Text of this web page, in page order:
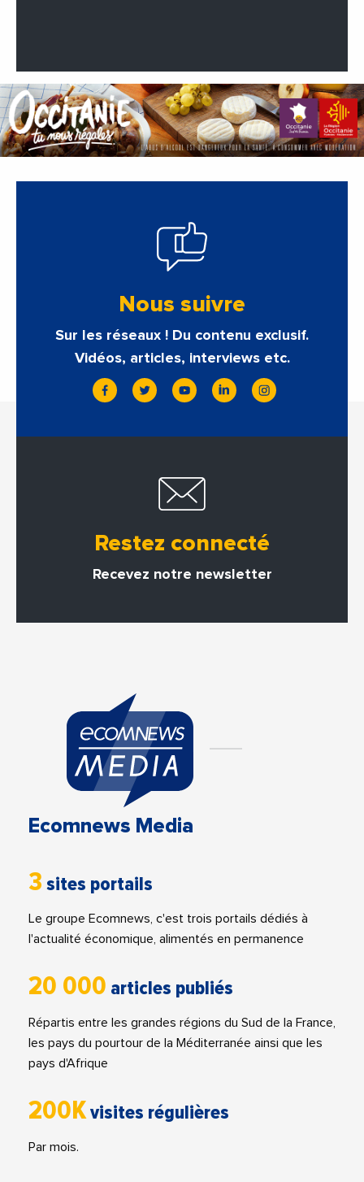
Nous suivre
Sur les réseaux ! Du contenu exclusif.
Vidéos, articles, interviews etc.
Restez connecté
Recevez notre newsletter
Ecomnews Media
3 sites portails
Le groupe Ecomnews, c'est trois portails dédiés à
l'actualité économique, alimentés en permanence
20 000 articles publiés
Répartis entre les grandes régions du Sud de la France,
les pays du pourtour de la Méditerranée ainsi que les
pays d'Afrique
200Kvisites régulières
Par mois.